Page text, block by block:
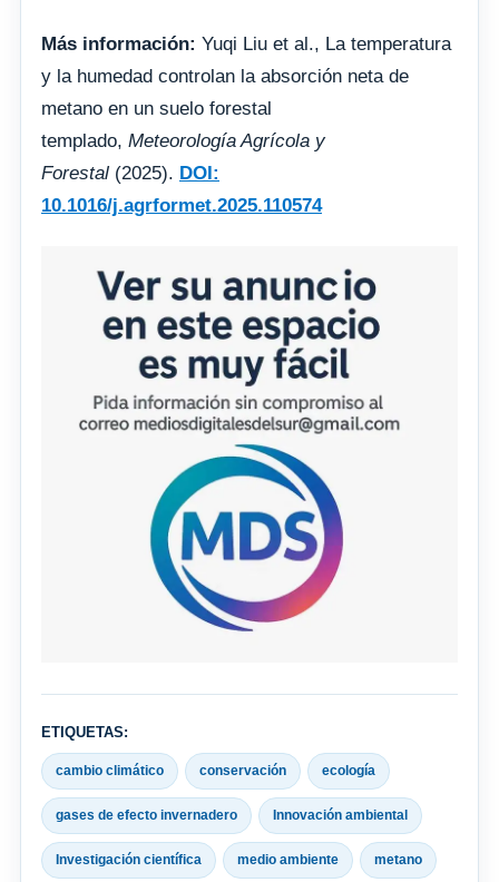
Más información: Yuqi Liu et al., La temperatura
y la humedad controlan la absorción neta de
metano en un suelo forestal
templado, Meteorología Agrícola y
Forestal (2025). DOI:
10.1016/j.agrformet.2025.110574
ETIQUETAS:
cambio climático conservación ecología
gases de efecto invernadero Innovación ambiental
Investigación científica medio ambiente metano